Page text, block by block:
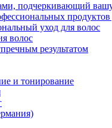
подчеркивающий
уход для волос
волос
результатом
и тонирование